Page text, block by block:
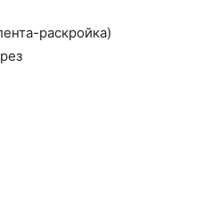
раскройка)